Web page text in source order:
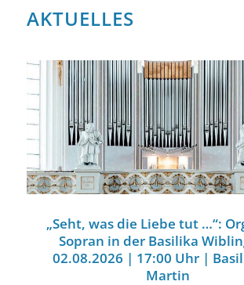
AKTUELLES
„Seht, was die Liebe tut …“:
Sopran in der Basilika
02.08.2026 | 17:00 Uhr |
Martin